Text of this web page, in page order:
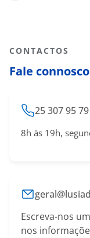
CONTACTOS
Fale connosco
25 307 95 79
8h às 19h,
Escreva-nos
nos